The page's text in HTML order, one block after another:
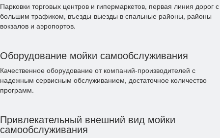
Парковки торговых центров и гипермаркетов, первая линия дорог с
большим трафиком, въезды-выезды в спальные районы, районы
вокзалов и аэропортов.
Оборудование мойки самообслуживания
Качественное оборудование от компаний-производителей с
надежным сервисным обслуживанием, достаточное количество
программ.
Привлекательный внешний вид мойки
самообслуживания